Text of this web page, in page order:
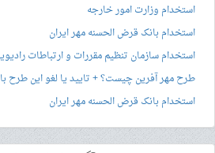
استخدام وزارت امور خارجه
استخدام بانک قرض الحسنه مهر ایران
استخدام سازمان تنظیم مقررات و ارتباطات
طرح مهر آفرین چیست؟ + تایید یا لغو این طرح
استخدام بانک قرض الحسنه مهر ایران